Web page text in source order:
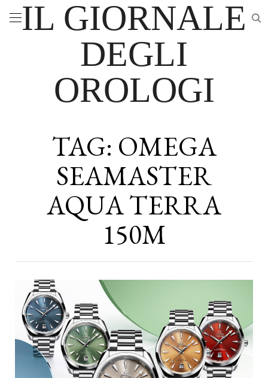
IL GIORNALE
DEGLI
OROLOGI
TAG: OMEGA
SEAMASTER
AQUA TERRA
150M